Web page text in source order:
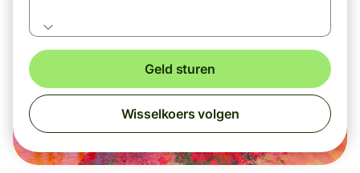
Geld sturen
Wisselkoers volgen